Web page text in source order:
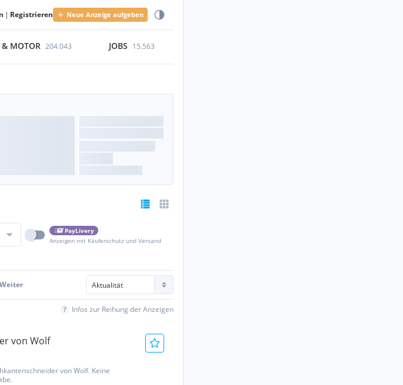
| Registrieren Neue Anzeige aufgeben
MOTOR 204.043 JOBS 15.563
PayLivery
Anzeigen mit Käuferschutz und Versand
Weiter
Infos zur Reihung der Anzeigen
von Wolf
von Wolf. Keine